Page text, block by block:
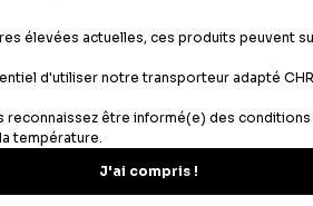
et offres spéciales.
S'inscrire